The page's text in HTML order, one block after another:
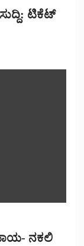
ಟಿಕೆಟ್
ನಕಲಿ